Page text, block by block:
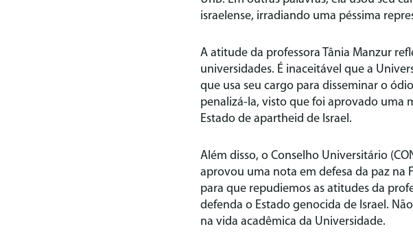
israelense, irradiando uma péssima
A atitude da professora Tânia Manzur
universidades. É inaceitável que a
que usa seu cargo para disseminar o
penalizá-la, visto que foi aprovado uma
Estado de apartheid de Israel.
Além disso, o Conselho Universitário
aprovou uma nota em defesa da paz na
para que repudiemos as atitudes da
defenda o Estado genocida de Israel.
na vida acadêmica da Universidade.